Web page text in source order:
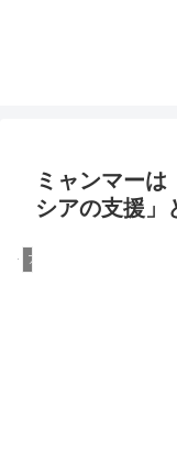
ミャンマーは
シアの支援」
アメリカ